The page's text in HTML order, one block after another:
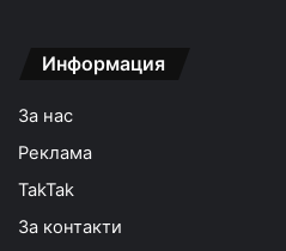
Информация
За нас
Реклама
TakTak
За контакти